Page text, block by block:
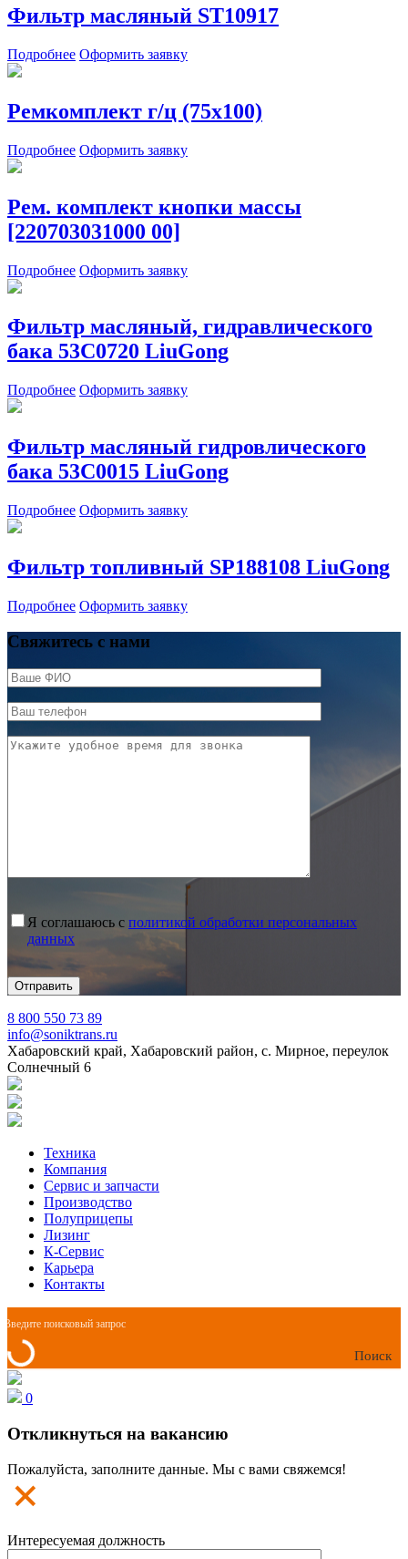
Фильтр масляный ST10917
Подробнее Оформить заявку
Ремкомплект г/ц (75х100)
Подробнее Оформить заявку
Рем. комплект кнопки массы
[220703031000 00]
Подробнее Оформить заявку
Фильтр масляный, гидравлического
бака 53С0720 LiuGong
Подробнее Оформить заявку
Фильтр масляный гидровлического
бака 53C0015 LiuGong
Подробнее Оформить заявку
Фильтр топливный SP188108 LiuGong
Подробнее Оформить заявку
Свяжитесь с нами
Я соглашаюсь с политикой обработки персональных
данных
8 800 550 73 89
info@soniktrans.ru
Хабаровский край, Хабаровский район, с. Мирное, переулок
Солнечный 6
Техника
Компания
Сервис и запчасти
Производство
Полуприцепы
Лизинг
К-Сервис
Карьера
Контакты
Поиск
0
Откликнуться на вакансию
Пожалуйста, заполните данные. Мы с вами свяжемся!
Интересуемая должность